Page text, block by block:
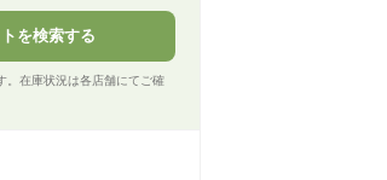
を検索する
。在庫状況は各店舗にてご確